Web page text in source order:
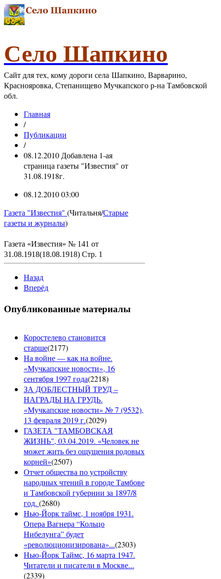
Село Шапкино
Сайт для тех, кому дороги села Шапкино, Варварино,
Краснояровка, Степанищево Мучкапского р-на Тамбовской
обл.
Главная
/
Публикации
/
08.12.2010 Добавлена 1-ая
страница газеты "Известия" от
31.08.1918г.
08.12.2010 03:00
Газета "Известия" (Читальня/Старые
газеты и журналы)
Газета «Известия» № 141 от
31.08.1918(18.08.1918) Стр. 1
Назад
Вперёд
Опубликованные материалы
Коростелево становится
старше(2177)
На войне — как на войне.
«Мучкапские новости», 16
сентября 1997 года(2218)
ЗА ДОБЛЕСТНЫЙ ТРУД –
НАГРАДЫ НА ГРУДЬ.
«Мучкапские новости» № 7 (9532),
13 февраля 2019 г.(2029)
ГАЗЕТА "ТАМБОВСКАЯ
ЖИЗНЬ", 03.04.2019. «Человек не
может жить без ощущения родовых
корней»(2507)
Отчет общества по устройству
народных чтений в городе Тамбове
и Тамбовской губернии за 1897/8
год. (2680)
Нью-Йорк таймс, 1 ноября 1931.
Опера Вагнера “Кольцо
Нибелунга” будет
«революционизирована»...(2303)
Нью-Йорк Таймс, 16 марта 1947.
Читатели и писатели в Москве...
(2339)